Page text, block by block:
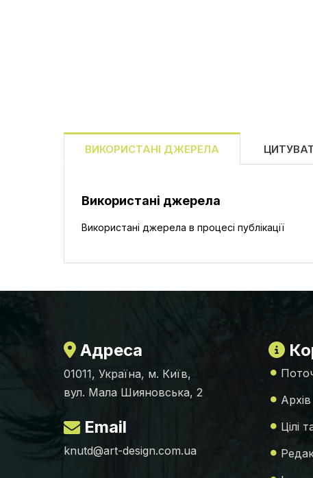
ВИКОРИСТАНІ ДЖЕРЕЛА
Використані джерела
Використані джерела в процесі публікації
Адреса
01011, Україна, м. Київ,
вул. Мала Шияновська, 2
Email
knutd@art-design.com.ua
Архів
Цілі